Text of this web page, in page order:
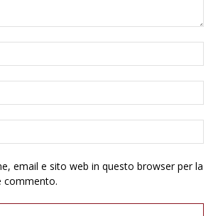
email e sito web in questo browser per la
commento.